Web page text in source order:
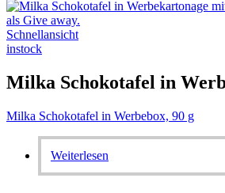
Schnellansicht
instock
Milka Schokotafel in
Milka Schokotafel in Werbebox, 90 g
Weiterlesen